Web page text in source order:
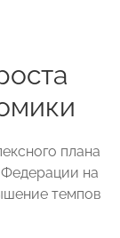
плана
на
темпов